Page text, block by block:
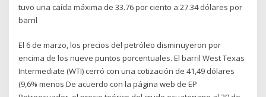
tuvo una caída máxima de 33.76 por ciento a 27.34 dólares por
barril
El 6 de marzo, los precios del petróleo disminuyeron por
encima de los nueve puntos porcentuales. El barril West Texas
Intermediate (WTI) cerró con una cotización de 41,49 dólares
(9,6% menos De acuerdo con la página web de EP